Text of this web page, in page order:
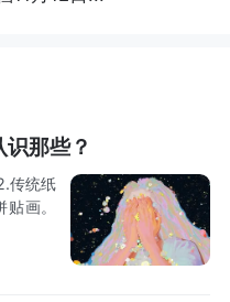
那些？
传统纸
画。